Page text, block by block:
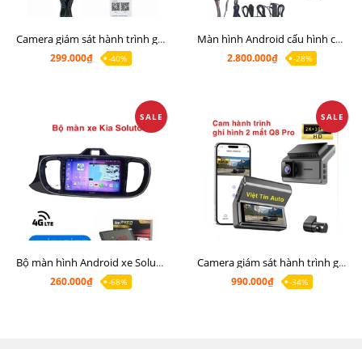
Camera giám sát hành trình giá rẻ, cam hành trình cho màn Android, cam hành trình kết nối điện thoại
299.000₫
-40%
Màn hình Android cấu hình cao Ram 6G Rom 128G chip 8 nhân 8581
2.800.000₫
-28%
SALE
Bộ màn hình Android xe Soluto, mặt dưỡng lắp màn hình Soluto kèm rắc zin
260.000₫
-68%
SALE
Camera giám sát hành trình ghi hình 2 mắt Q8 Pro độ phân giải 2K +1080P
990.000₫
-34%